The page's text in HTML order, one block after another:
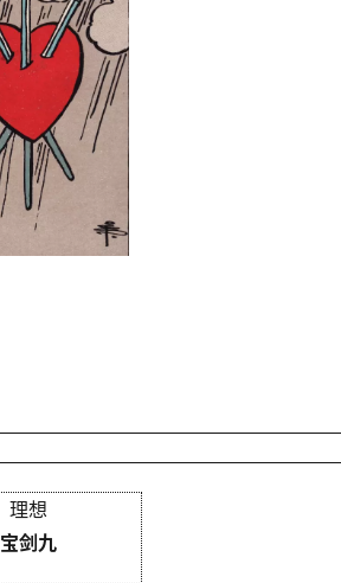
理想
宝剑九